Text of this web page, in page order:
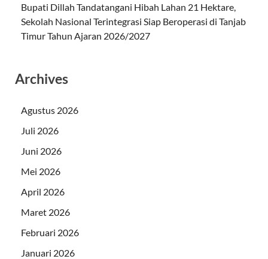
Bupati Dillah Tandatangani Hibah Lahan 21 Hektare,
Sekolah Nasional Terintegrasi Siap Beroperasi di Tanjab
Timur Tahun Ajaran 2026/2027
Archives
Agustus 2026
Juli 2026
Juni 2026
Mei 2026
April 2026
Maret 2026
Februari 2026
Januari 2026